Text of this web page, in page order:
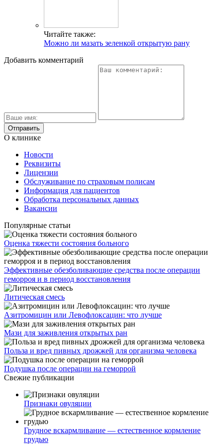
Читайте также:
Можно ли мазать зеленкой открытую рану
Добавить комментарий
О клинике
Новости
Реквизиты
Лицензии
Обслуживание по страховым полисам
Информация для пациентов
Обработка персональных данных
Вакансии
Популярные статьи
Оценка тяжести состояния больного
Эффективные обезболивающие средства после операции
геморроя и в период восстановления
Литическая смесь
Азитромицин или Левофлоксацин: что лучше
Мази для заживления открытых ран
Польза и вред пивных дрожжей для организма человека
Подушка после операции на геморрой
Свежие публикации
Признаки овуляции
Грудное вскармливание — естественное кормление
грудью